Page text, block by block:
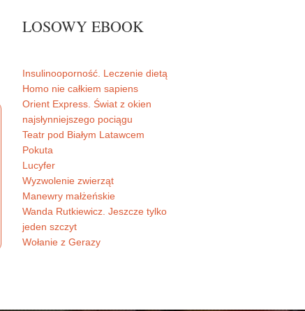
LOSOWY EBOOK
Insulinooporność. Leczenie dietą
Homo nie całkiem sapiens
Orient Express. Świat z okien
najsłynniejszego pociągu
Teatr pod Białym Latawcem
Pokuta
Lucyfer
Wyzwolenie zwierząt
Manewry małżeńskie
Wanda Rutkiewicz. Jeszcze tylko
jeden szczyt
Wołanie z Gerazy